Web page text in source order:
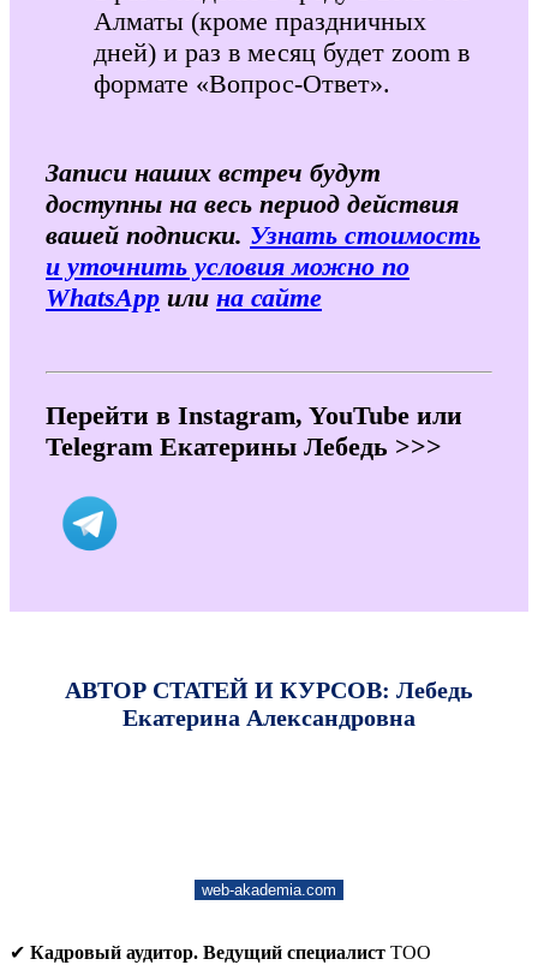
Алматы (кроме праздничных
дней) и раз в месяц будет zoom в
формате «Вопрос-Ответ».
Записи наших встреч будут
доступны на весь период действия
вашей подписки. Узнать стоимость
и уточнить условия можно по
WhatsApp или на сайте
Перейти в Instagram, YouTube или
Telegram Екатерины Лебедь >>>
АВТОР СТАТЕЙ И КУРСОВ: Лебедь
Екатерина Александровна
web-akademia.com
✔ Кадровый аудитор. Ведущий специалист ТОО